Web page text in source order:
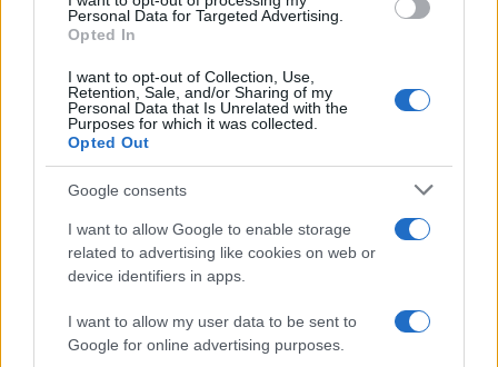
Personal Data for Targeted Advertising.
Opted In
I want to opt-out of Collection, Use,
Retention, Sale, and/or Sharing of my
Personal Data that Is Unrelated with the
Purposes for which it was collected.
Opted Out
Google consents
I want to allow Google to enable storage
related to advertising like cookies on web or
device identifiers in apps.
I want to allow my user data to be sent to
Google for online advertising purposes.
#Mundijal